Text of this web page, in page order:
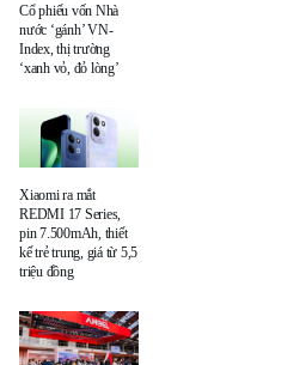
Cổ phiếu vốn Nhà
nước ‘gánh’ VN-
Index, thị trường
‘xanh vỏ, đỏ lòng’
Xiaomi ra mắt
REDMI 17 Series,
pin 7.500mAh, thiết
kế trẻ trung, giá từ 5,5
triệu đồng